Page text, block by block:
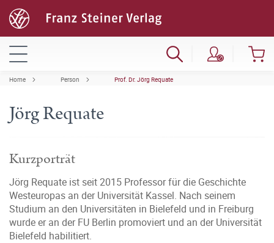
Home Person Prof. Dr. Jörg Requate
Jörg Requate
Kurzporträt
Jörg Requate ist seit 2015 Professor für die Geschichte
Westeuropas an der Universität Kassel. Nach seinem
Studium an den Universitäten in Bielefeld und in Freiburg
wurde er an der FU Berlin promoviert und an der Universität
Bielefeld habilitiert.